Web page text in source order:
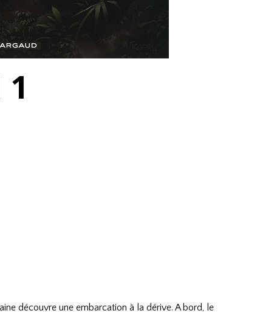
découvre une embarcation à la dérive. A bord, le